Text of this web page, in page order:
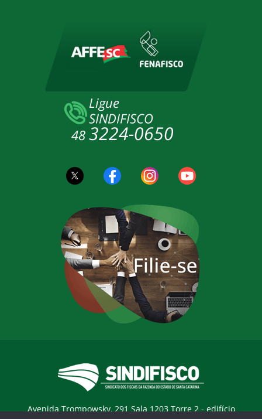
Avenida Trompowsky, 291 Sala 1203 Torre 2 - edifício